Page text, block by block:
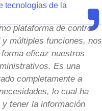
tecnologías de la
plataforma de control
múltiples funciones, nos
eficaz nuestros
Es una
completamente a
lo cual ha
tener la información